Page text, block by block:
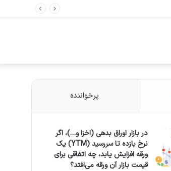
پرخواننده
در بازار اوراق بدهی (اخزا و…)، اگر
نرخ بازده تا سررسید (YTM) یک
ورقه افزایش یابد، چه اتفاقی برای
قیمت بازار آن ورقه می‌افتد؟